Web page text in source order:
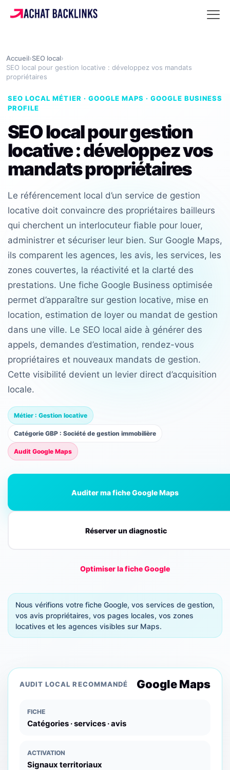
Accueil›SEO local›
SEO local pour gestion locative : développez vos mandats
propriétaires
SEO LOCAL MÉTIER · GOOGLE MAPS · GOOGLE BUSINESS
PROFILE
SEO local pour gestion
locative : développez vos
mandats propriétaires
Le référencement local d’un service de gestion
locative doit convaincre des propriétaires bailleurs
qui cherchent un interlocuteur fiable pour louer,
administrer et sécuriser leur bien. Sur Google Maps,
ils comparent les agences, les avis, les services, les
zones couvertes, la réactivité et la clarté des
prestations. Une fiche Google Business optimisée
permet d’apparaître sur gestion locative, mise en
location, estimation de loyer ou mandat de gestion
dans une ville. Le SEO local aide à générer des
appels, demandes d’estimation, rendez-vous
propriétaires et nouveaux mandats de gestion.
Cette visibilité devient un levier direct d’acquisition
locale.
Métier : Gestion locative
Catégorie GBP : Société de gestion immobilière
Audit Google Maps
Auditer ma fiche Google Maps
Réserver un diagnostic
Optimiser la fiche Google
Nous vérifions votre fiche Google, vos services de gestion,
vos avis propriétaires, vos pages locales, vos zones
locatives et les agences visibles sur Maps.
AUDIT LOCAL RECOMMANDÉ Google Maps
FICHE
Catégories · services · avis
ACTIVATION
Signaux territoriaux